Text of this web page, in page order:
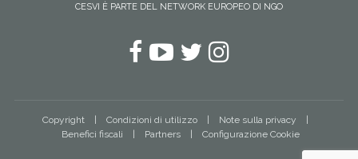
CESVI È PARTE DEL NETWORK EUROPEO DI NGO
Facebook
YouTube
Twitter
Instagram
Copyright Condizioni di utilizzo
Note sulla privacy
Benefici fiscali
Partners Configurazione Cookie